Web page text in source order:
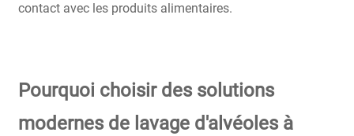
contact avec les produits alimentaires.
Pourquoi choisir des solutions
modernes de lavage d'alvéoles à